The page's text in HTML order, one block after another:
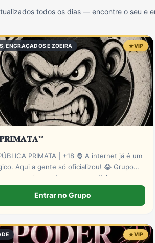
Religião Shitpost
todos os dias — encontre o seu e
ENGRAÇADOS E ZOEIRA VIP
PRIMATA | +18 🦍 A internet já é um
Aqui a gente só oficializou! 😂 Grupo
resenha, zoeira, memes, stickers e
Administração presente e muita
Entre para o bando! 🍌🔥 🔞 Exclusivo
Entrar no Grupo
VIP